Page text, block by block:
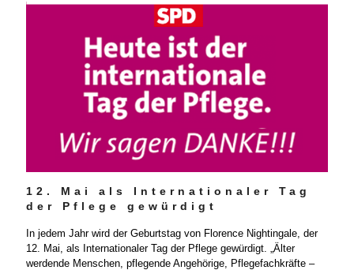
12. Mai als Internationaler Tag
der Pflege gewürdigt
In jedem Jahr wird der Geburtstag von Florence Nightingale, der
12. Mai, als Internationaler Tag der Pflege gewürdigt. „Älter
werdende Menschen, pflegende Angehörige, Pflegefachkräfte –